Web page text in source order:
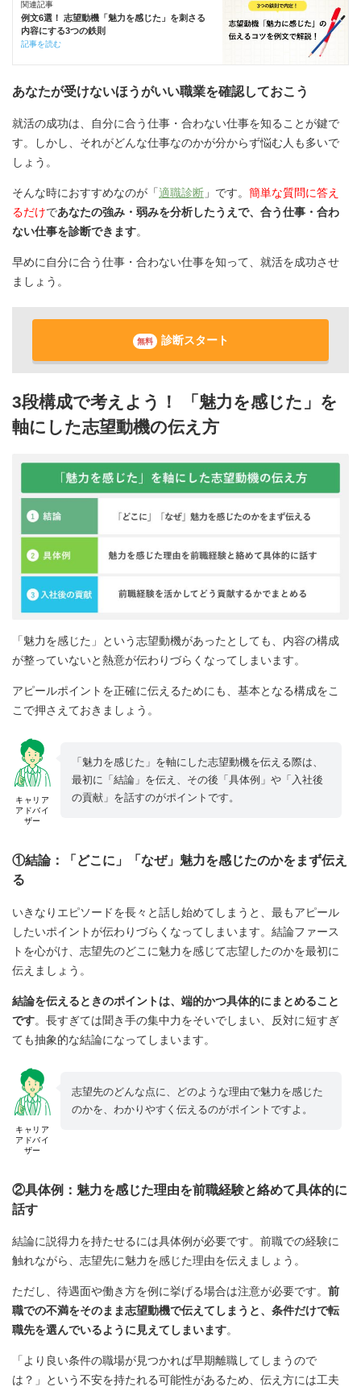
関連記事
例文6選！ 志望動機「魅力を感じた」を刺さる
内容にする3つの鉄則
記事を読む
あなたが受けないほうがいい職業を確認しておこう
就活の成功は、自分に合う仕事・合わない仕事を知ることが鍵で
す。しかし、それがどんな仕事なのかが分からず悩む人も多いで
しょう。
そんな時におすすめなのが「適職診断 」です。 簡単な質問に答え
るだけであなたの強み・弱みを分析したうえで、合う仕事・合わ
ない仕事を診断できます。
早めに自分に合う仕事・合わない仕事を知って、就活を成功させ
ましょう。
無料 診断スタート
3段構成で考えよう！ 「魅力を感じた」を
軸にした志望動機の伝え方
「魅力を感じた」という志望動機があったとしても、内容の構成
が整っていないと熱意が伝わりづらくなってしまいます。
アピールポイントを正確に伝えるためにも、基本となる構成をこ
こで押さえておきましょう。
キャリア
アドバイ
ザー
「魅力を感じた」を軸にした志望動機を伝える際は、
最初に「結論」を伝え、その後「具体例」や「入社後
の貢献」を話すのがポイントです。
①結論：「どこに」「なぜ」魅力を感じたのかをまず伝え
る
いきなりエピソードを長々と話し始めてしまうと、最もアピール
したいポイントが伝わりづらくなってしまいます。結論ファース
トを心がけ、志望先のどこに魅力を感じて志望したのかを最初に
伝えましょう。
結論を伝えるときのポイントは、端的かつ具体的にまとめること
です。長すぎては聞き手の集中力をそいでしまい、反対に短すぎ
ても抽象的な結論になってしまいます。
キャリア
アドバイ
ザー
志望先のどんな点に、どのような理由で魅力を感じた
のかを、わかりやすく伝えるのがポイントですよ。
②具体例：魅力を感じた理由を前職経験と絡めて具体的に
話す
結論に説得力を持たせるには具体例が必要です。前職での経験に
触れながら、志望先に魅力を感じた理由を伝えましょう。
ただし、待遇面や働き方を例に挙げる場合は注意が必要です。 前
職での不満をそのまま志望動機で伝えてしまうと、条件だけで転
職先を選んでいるように見えてしまいます。
「より良い条件の職場が見つかれば早期離職してしまうので
は？」という不安を持たれる可能性があるため、伝え方には工夫